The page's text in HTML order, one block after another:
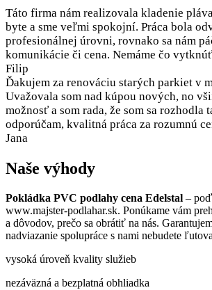
Táto firma nám realizovala kladenie
byte a sme veľmi spokojní. Práca bola
profesionálnej úrovni, rovnako sa nám
komunikácie či cena. Nemáme čo
Filip
Ďakujem za renováciu starých parkiet v
Uvažovala som nad kúpou nových, no
možnosť a som rada, že som sa rozhodla
odporúčam, kvalitná práca za rozumnú
Jana
Naše výhody
Pokládka PVC podlahy cena Edelstal –
www.majster-podlahar.sk. Ponúkame vám
a dôvodov, prečo sa obrátiť na nás.
nadviazanie spolupráce s nami nebudete
vysoká úroveň kvality služieb
nezáväzná a bezplatná obhliadka